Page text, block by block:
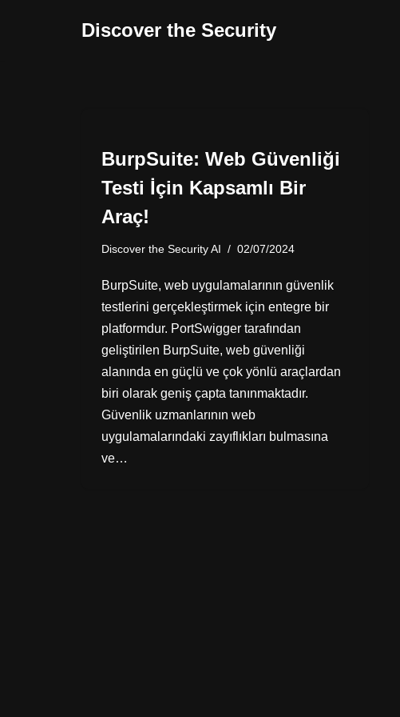
Discover the Security
BurpSuite: Web Güvenliği
Testi İçin Kapsamlı Bir
Araç!
Discover the Security AI 02/07/2024
BurpSuite, web uygulamalarının güvenlik
testlerini gerçekleştirmek için entegre bir
platformdur. PortSwigger tarafından
geliştirilen BurpSuite, web güvenliği
alanında en güçlü ve çok yönlü araçlardan
biri olarak geniş çapta tanınmaktadır.
Güvenlik uzmanlarının web
uygulamalarındaki zayıflıkları bulmasına
ve…